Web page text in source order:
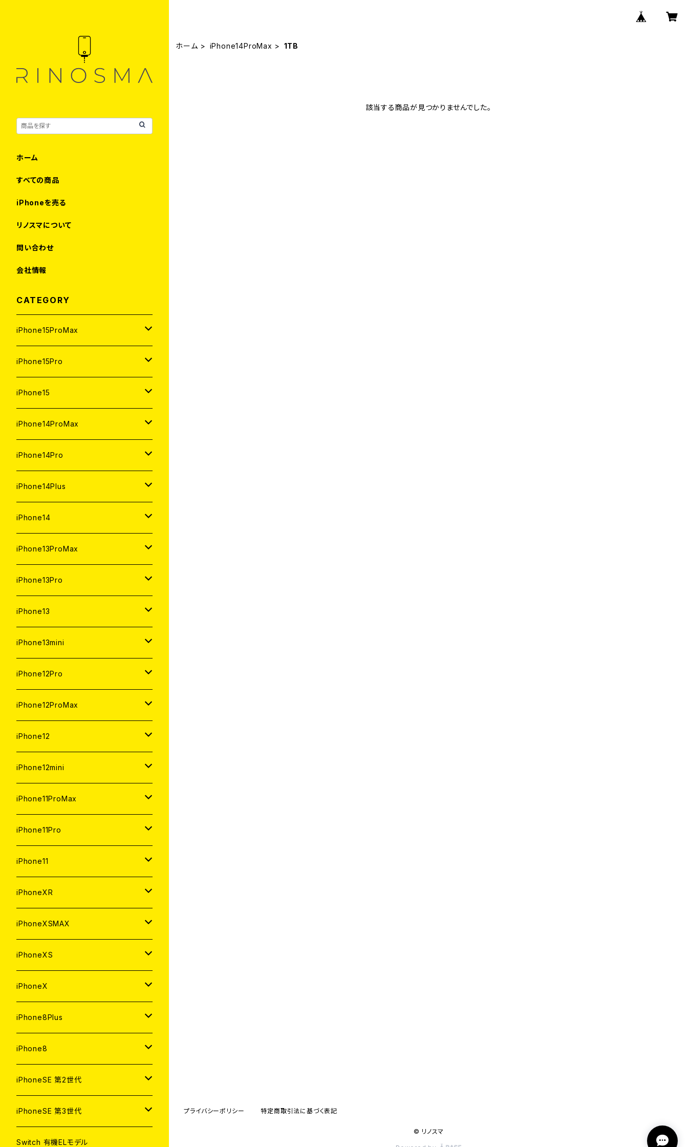
ホーム iPhone14ProMax 1TB
該当する商品が見つかりませんでした。
ホーム
すべての商品
iPhoneを売る
リノスマについて
問い合わせ
会社情報
CATEGORY
iPhone15ProMax
1TB
新品
中古（整備済み）
512GB
新品
中古（整備済み）
256GB
新品
中古（整備済み）
iPhone15Pro
1TB
新品
中古（整備済み）
512GB
新品
中古（整備済み）
256GB
新品
中古（整備済み）
128GB
新品
中古（整備済み）
iPhone15
512GB
新品
中古（整備済み）
256GB
新品
中古（整備済み）
128GB
新品
中古（整備済み）
iPhone14ProMax
1TB
新品
中古（整備済み）
512GB
新品
中古（整備済み）
256GB
新品
中古（整備済み）
128GB
新品
中古（整備済み）
iPhone14Pro
1TB
新品
中古（整備済み）
512GB
新品
中古（整備済み）
256GB
新品
中古（整備済み）
128GB
新品
中古（整備済み）
iPhone14Plus
512GB
新品
中古（整備済み）
256GB
新品
中古（整備済み）
128GB
新品
中古（整備済み）
iPhone14
128GB
新品
中古（整備済み）
256GB
新品
中古（整備済み）
512GB
新品
中古（整備済み）
iPhone13ProMax
1TB
新品
中古（整備済み）
512GB
新品
中古（整備済み）
256GB
新品
中古（整備済み）
128GB
新品
中古（整備済み）
iPhone13Pro
1TB
新品
中古（整備済み）
512GB
新品
中古（整備済み）
256GB
新品
中古（整備済み）
128GB
新品
中古（整備済み）
iPhone13
512GB
新品
中古（整備済み）
256GB
新品
中古（整備済み）
128GB
新品
中古（整備済み）
iPhone13mini
512GB
新品
中古（整備済み）
256GB
新品
中古（整備済み）
128GB
新品
中古（整備済み）
iPhone12Pro
128GB
新品
中古（整備済み）
256GB
新品
中古（整備済み）
512GB
新品
中古（整備済み）
iPhone12ProMax
512GB
新品
中古（整備済み）
256GB
新品
中古（整備済み）
128GB
新品
中古（整備済み）
iPhone12
256GB
新品
中古（整備済み）
128GB
新品
中古（整備済み）
64GB
新品
中古（整備済み）
iPhone12mini
256GB
新品
中古（整備済み）
128GB
新品
中古（整備済み）
64GB
新品
中古（整備済み）
iPhone11ProMax
512GB
新品
中古（整備済み）
256GB
新品
中古（整備済み）
64GB
新品
中古（整備済み）
iPhone11Pro
512GB
新品
中古（整備済み）
256GB
新品
中古（整備済み）
64GB
新品
中古（整備済み）
iPhone11
256GB
新品
中古（整備済み）
128GB
新品
中古（整備済み）
64GB
新品
中古（整備済み）
iPhoneXR
256GB
新品
中古（整備済み）
128GB
新品
中古（整備済み）
64GB
新品
中古（整備済み）
iPhoneXSMAX
512GB
新品
中古（整備済み）
256GB
新品
中古（整備済み）
64GB
新品
中古（整備済み）
iPhoneXS
512GB
新品
中古（整備済み）
256GB
新品
中古（整備済み）
64GB
新品
中古（整備済み）
iPhoneX
256GB
新品
中古（整備済み）
64GB
新品
中古（整備済み）
iPhone8Plus
256GB
新品
中古（整備済み）
128GB
新品
中古（整備済み）
64GB
新品
iPhone8
256GB
新品
中古（整備済み）
128GB
新品
64GB
iPhoneSE 第2世代
256GB
新品
128GB
iPhoneSE 第3世代
256GB
Switch 有機ELモデル
プライバシーポリシー 特定商取引法に基づく表記
© リノスマ